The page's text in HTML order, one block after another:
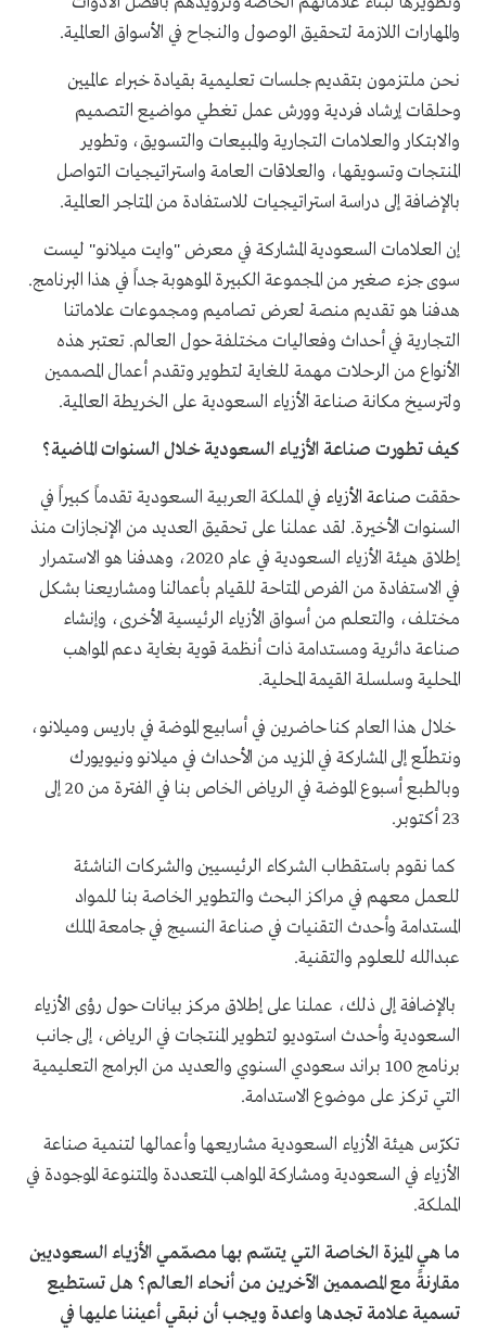
والمهارات اللازمة لتحقيق الوصول والنجاح في الأسواق العالمية.
نحن ملتزمون بتقديم جلسات تعليمية بقيادة خبراء عالميين
وحلقات إرشاد فردية وورش عمل تغطي مواضيع التصميم
والابتكار والعلامات التجارية والمبيعات والتسويق، وتطوير
المنتجات وتسويقها، والعلاقات العامة واستراتيجيات التواصل
بالإضافة إلى دراسة استراتيجيات للاستفادة من المتاجر العالمية.
إن العلامات السعودية المشاركة في معرض "وايت ميلانو" ليست
سوى جزء صغير من المجموعة الكبيرة الموهوبة جداً في هذا البرنامج.
هدفنا هو تقديم منصة لعرض تصاميم ومجموعات علاماتنا
التجارية في أحداث وفعاليات مختلفة حول العالم. تعتبر هذه
الأنواع من الرحلات مهمة للغاية لتطوير وتقدم أعمال المصممين
ولترسيخ مكانة صناعة الأزياء السعودية على الخريطة العالمية.
كيف تطورت صناعة الأزياء السعودية خلال السنوات الماضية؟
حققتصناعة الأزياءفي المملكة العربية السعودية تقدماً كبيراً في
السنوات الأخيرة. لقد عملنا على تحقيق العديد من الإنجازات منذ
إطلاق هيئة الأزياء السعودية في عام 2020، وهدفنا هو الاستمرار
في الاستفادة من الفرص المتاحة للقيام بأعمالنا ومشاريعنا بشكل
مختلف، والتعلم من أسواق الأزياء الرئيسية الأخرى، وإنشاء
صناعة دائرية ومستدامة ذات أنظمة قوية بغاية دعم المواهب
المحلية وسلسلة القيمة المحلية.
خلال هذا العام كنا حاضرين في أسابيع الموضة في باريس وميلانو،
ونتطلّع إلى المشاركة في المزيد من الأحداث في ميلانو ونيويورك
وبالطبع أسبوع الموضة في الرياض الخاص بنا في الفترة من 20 إلى
كما نقوم باستقطاب الشركاء الرئيسيين والشركات الناشئة
للعمل معهم في مراكز البحث والتطوير الخاصة بنا للمواد
المستدامة وأحدث التقنيات في صناعة النسيج في جامعة الملك
عبدالله للعلوم والتقنية.
بالإضافة إلى ذلك، عملنا على إطلاق مركز بيانات حول رؤى الأزياء
السعودية وأحدث استوديو لتطوير المنتجات في الرياض، إلى جانب
برنامج 100 براند سعودي السنوي والعديد من البرامج التعليمية
التي تركز على موضوع الاستدامة.
تكرّس هيئة الأزياء السعودية مشاريعها وأعمالها لتنمية صناعة
الأزياء في السعودية ومشاركة المواهب المتعددة والمتنوعة الموجودة في
المملكة.
ما هي الميزة الخاصة التي يتسّم بها مصمّمي الأزياء السعوديين
مقارنةً مع المصممين الآخرين من أنحاء العالم؟ هل تستطيع
تسمية علامة تجدها واعدة ويجب أن نبقي أعيننا عليها في